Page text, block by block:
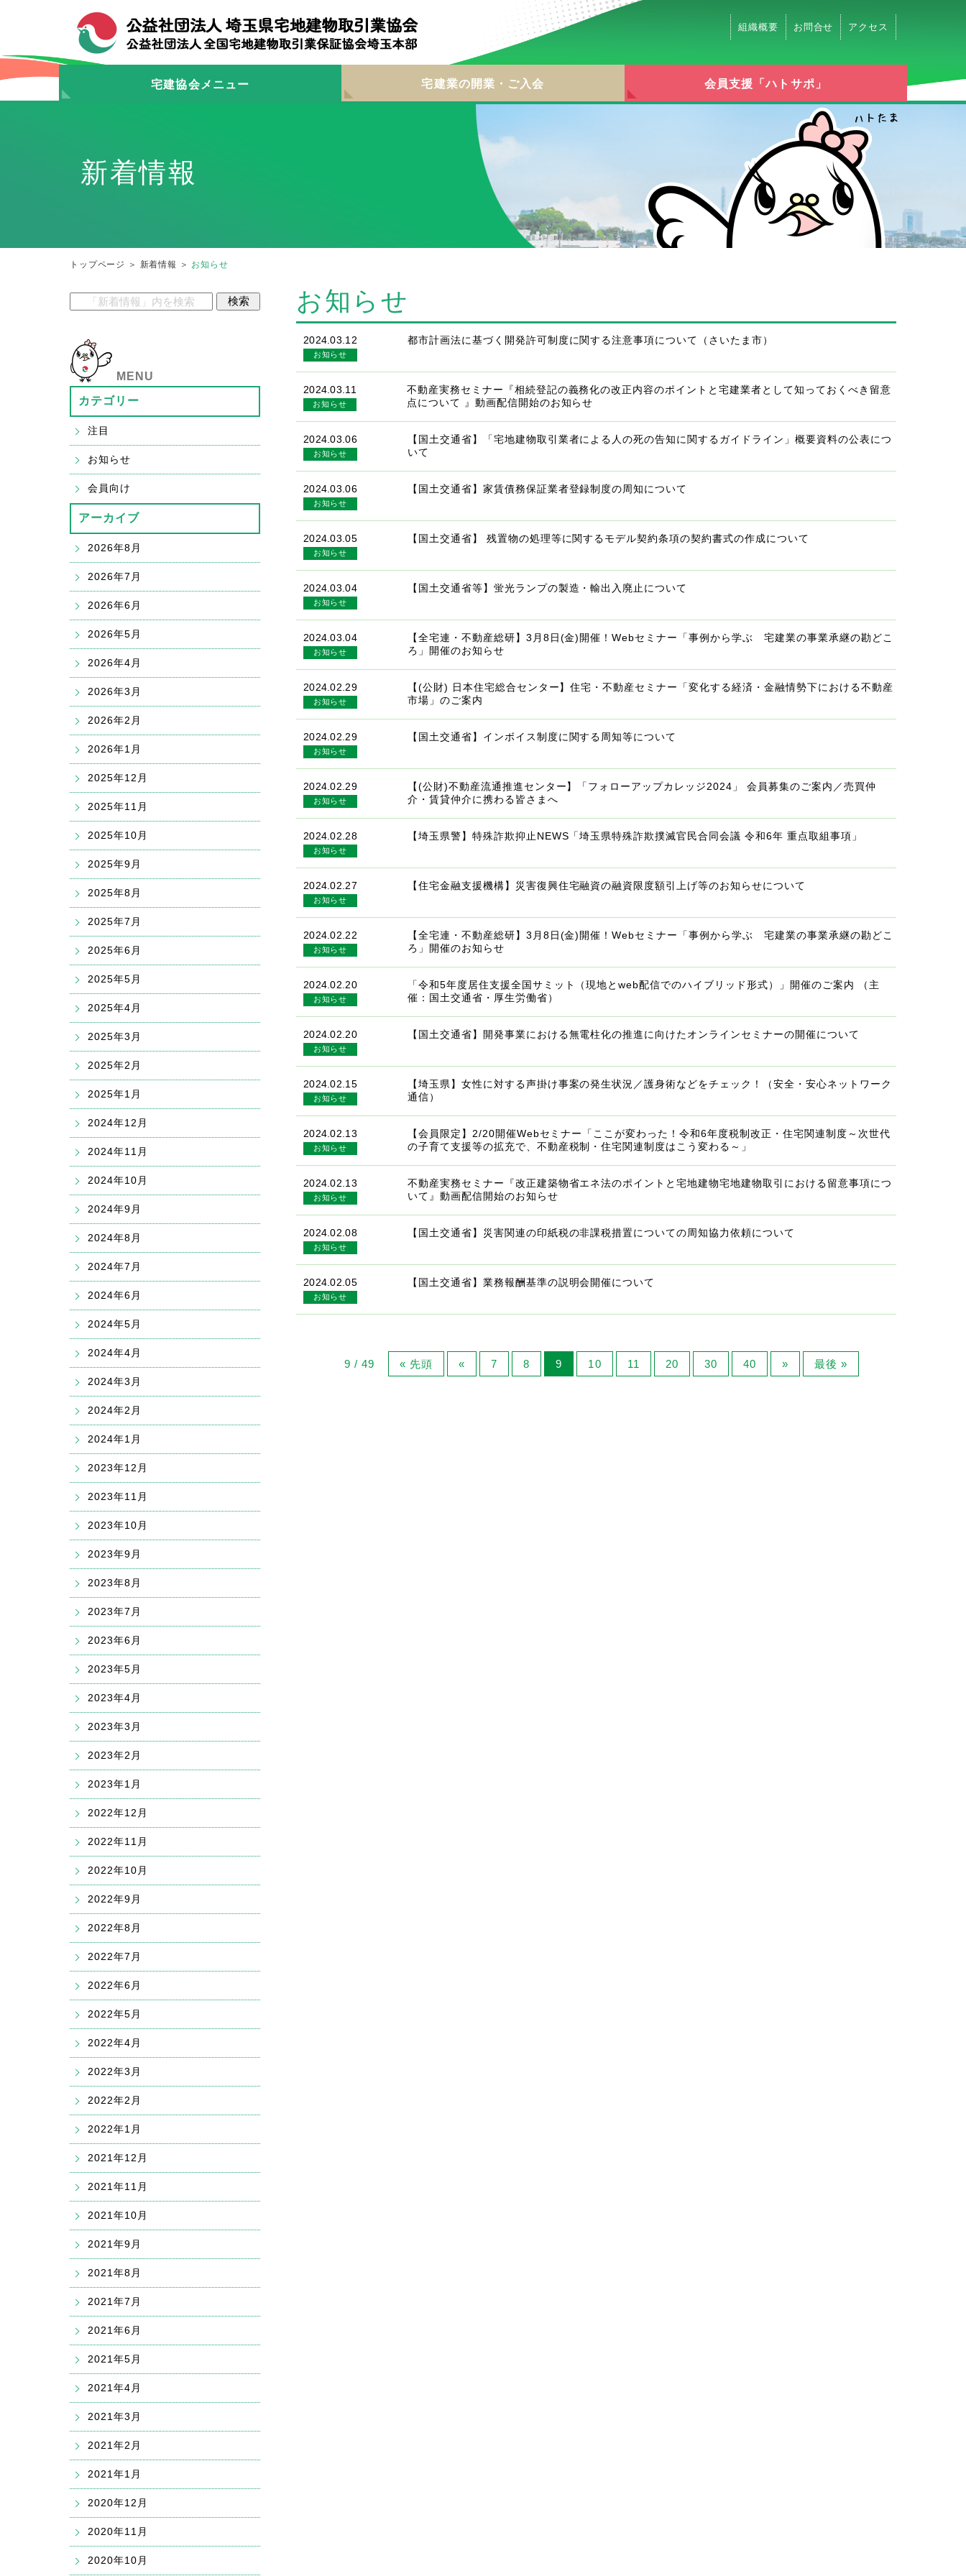
組織概要 お問合せ アクセス
宅建協会メニュー 宅建業の開業・ご入会 会員支援「ハトサポ」
新着情報
トップページ ＞ 新着情報 ＞ お知らせ
お知らせ
2024.03.12
お知らせ
都市計画法に基づく開発許可制度に関する注意事項について（さいたま市）
2024.03.11
お知らせ
不動産実務セミナー『相続登記の義務化の改正内容のポイントと宅建業者として知っておくべき留意
点について 』動画配信開始のお知らせ
2024.03.06
お知らせ
【国土交通省】「宅地建物取引業者による人の死の告知に関するガイドライン」概要資料の公表につ
いて
2024.03.06
お知らせ
【国土交通省】家賃債務保証業者登録制度の周知について
2024.03.05
お知らせ
【国土交通省】 残置物の処理等に関するモデル契約条項の契約書式の作成について
2024.03.04
お知らせ
【国土交通省等】蛍光ランプの製造・輸出入廃止について
2024.03.04
お知らせ
【全宅連・不動産総研】3月8日(金)開催！Webセミナー「事例から学ぶ 宅建業の事業承継の勘どこ
ろ」開催のお知らせ
2024.02.29
お知らせ
【(公財) 日本住宅総合センター】住宅・不動産セミナー「変化する経済・金融情勢下における不動産
市場」のご案内
2024.02.29
お知らせ
【国土交通省】インボイス制度に関する周知等について
2024.02.29
お知らせ
【(公財)不動産流通推進センター】「フォローアップカレッジ2024」 会員募集のご案内／売買仲
介・賃貸仲介に携わる皆さまへ
2024.02.28
お知らせ
【埼玉県警】特殊詐欺抑止NEWS「埼玉県特殊詐欺撲滅官民合同会議 令和6年 重点取組事項」
2024.02.27
お知らせ
【住宅金融支援機構】災害復興住宅融資の融資限度額引上げ等のお知らせについて
2024.02.22
お知らせ
【全宅連・不動産総研】3月8日(金)開催！Webセミナー「事例から学ぶ 宅建業の事業承継の勘どこ
ろ」開催のお知らせ
2024.02.20
お知らせ
「令和5年度居住支援全国サミット（現地とweb配信でのハイブリッド形式）」開催のご案内 （主
催：国土交通省・厚生労働省）
2024.02.20
お知らせ
【国土交通省】開発事業における無電柱化の推進に向けたオンラインセミナーの開催について
2024.02.15
お知らせ
【埼玉県】女性に対する声掛け事案の発生状況／護身術などをチェック！（安全・安心ネットワーク
通信）
2024.02.13
お知らせ
【会員限定】2/20開催Webセミナー「ここが変わった！令和6年度税制改正・住宅関連制度～次世代
の子育て支援等の拡充で、不動産税制・住宅関連制度はこう変わる～」
2024.02.13
お知らせ
不動産実務セミナー『改正建築物省エネ法のポイントと宅地建物宅地建物取引における留意事項につ
いて』動画配信開始のお知らせ
2024.02.08
お知らせ
【国土交通省】災害関連の印紙税の非課税措置についての周知協力依頼について
2024.02.05
お知らせ
【国土交通省】業務報酬基準の説明会開催について
9 / 49 « 先頭 « 7 8 9 10 11 20 30 40 » 最後 »
MENU
カテゴリー
注目
お知らせ
会員向け
アーカイブ
2026年8月
2026年7月
2026年6月
2026年5月
2026年4月
2026年3月
2026年2月
2026年1月
2025年12月
2025年11月
2025年10月
2025年9月
2025年8月
2025年7月
2025年6月
2025年5月
2025年4月
2025年3月
2025年2月
2025年1月
2024年12月
2024年11月
2024年10月
2024年9月
2024年8月
2024年7月
2024年6月
2024年5月
2024年4月
2024年3月
2024年2月
2024年1月
2023年12月
2023年11月
2023年10月
2023年9月
2023年8月
2023年7月
2023年6月
2023年5月
2023年4月
2023年3月
2023年2月
2023年1月
2022年12月
2022年11月
2022年10月
2022年9月
2022年8月
2022年7月
2022年6月
2022年5月
2022年4月
2022年3月
2022年2月
2022年1月
2021年12月
2021年11月
2021年10月
2021年9月
2021年8月
2021年7月
2021年6月
2021年5月
2021年4月
2021年3月
2021年2月
2021年1月
2020年12月
2020年11月
2020年10月